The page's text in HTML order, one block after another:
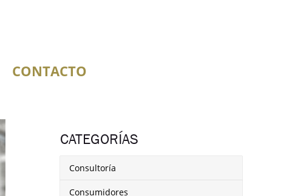
CONTACTO
CATEGORÍAS
Consultoría
Consumidores